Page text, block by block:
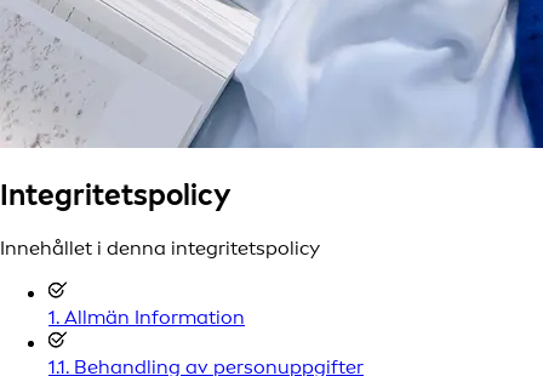
Integritetspolicy
Innehållet i denna integritetspolicy
1. Allmän Information
1.1. Behandling av personuppgifter